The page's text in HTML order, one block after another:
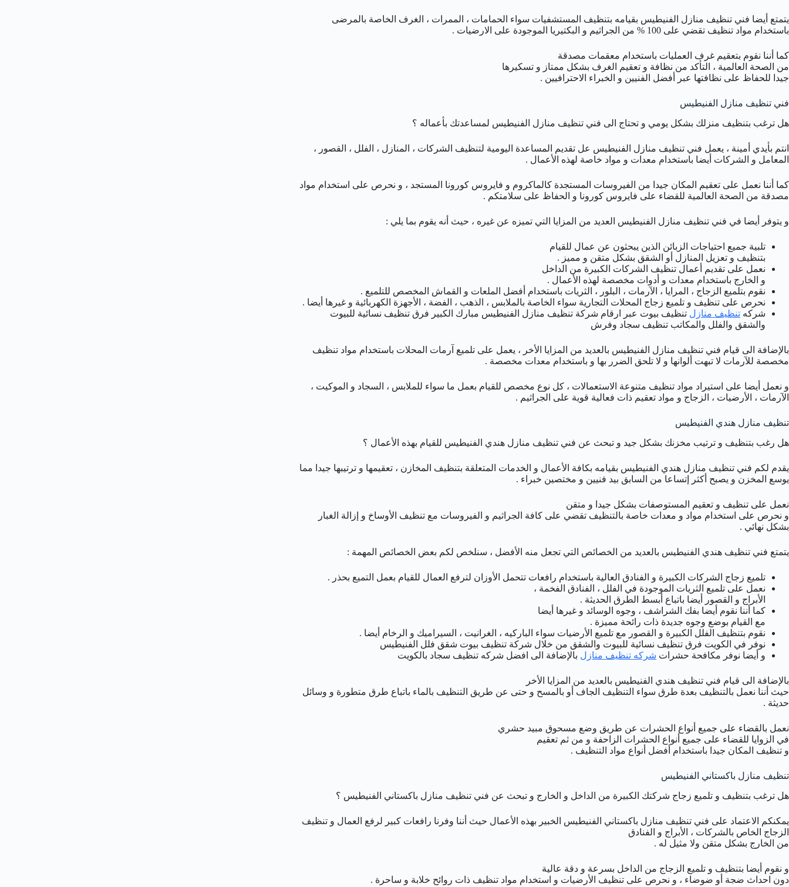
يتمتع أيضا فني تنظيف منازل الفنيطيس بقيامه بتنظيف المستشفيات سواء الحمامات ، الممرات ، الغرف الخاصة بالمرضى
باستخدام مواد تنظيف تقضي على 100 % من الجراثيم و البكتيريا الموجودة على الارضيات .
كما أننا نقوم بتعقيم غرف العمليات باستخدام معقمات مصدقة
من الصحة العالمية ، التأكد من نظافة و تعقيم الغرف بشكل ممتاز و تسكيرها
جيدا للحفاظ على نظافتها عبر أفضل الفنيين و الخبراء الاحترافيين .
فني تنظيف منازل الفنيطيس
هل ترغب بتنظيف منزلك بشكل يومي و تحتاج الى فني تنظيف منازل الفنيطيس لمساعدتك بأعماله ؟
انتم بأيدي أمينة ، يعمل فني تنظيف منازل الفنيطيس عل تقديم المساعدة اليومية لتنظيف الشركات ، المنازل ، الفلل ، القصور ،
المعامل و الشركات أيضا باستخدام معدات و مواد خاصة لهذه الأعمال .
كما أننا نعمل على تعقيم المكان جيدا من الفيروسات المستجدة كالماكروم و فايروس كورونا المستجد ، و نحرص على استخدام مواد
مصدقة من الصحة العالمية للقضاء على فايروس كورونا و الحفاظ على سلامتكم .
و يتوفر أيضا في فني تنظيف منازل الفنيطيس العديد من المزايا التي تميزه عن غيره ، حيث أنه يقوم بما يلي :
تلبية جميع احتياجات الزبائن الذين يبحثون عن عمال للقيام
بتنظيف و تعزيل المنازل أو الشقق بشكل متقن و مميز .
نعمل على تقديم أعمال تنظيف الشركات الكبيرة من الداخل
و الخارج باستخدام معدات و أدوات مخصصة لهذه الأعمال .
نقوم بتلميع الزجاج ، المرايا ، الآرمات ، البلور ، الثريات باستخدام أفضل الملعات و القماش المخصص للتلميع .
نحرص على تنظيف و تلميع زجاج المحلات التجارية سواء الخاصة بالملابس ، الذهب ، الفضة ، الأجهزة الكهربائية و غيرها أيضا .
شركه تنظيف منازل تنظيف بيوت عبر ارقام شركة تنظيف منازل الفنيطيس مبارك الكبير فرق تنظيف نسائية للبيوت
والشقق والفلل والمكاتب تنظيف سجاد وفرش
بالإضافة الى قيام فني تنظيف منازل الفنيطيس بالعديد من المزايا الأخر ، يعمل على تلميع آرمات المحلات باستخدام مواد تنظيف
مخصصة للآرمات لا تبهت ألوانها و لا تلحق الضرر بها و باستخدام معدات مخصصة .
و نعمل أيضا على استيراد مواد تنظيف متنوعة الاستعمالات ، كل نوع مخصص للقيام بعمل ما سواء للملابس ، السجاد و الموكيت ،
الآرمات ، الأرضيات ، الزجاج و مواد تعقيم ذات فعالية قوية على الجراثيم .
تنظيف منازل هندي الفنيطيس
هل رغب بتنظيف و ترتيب مخزنك بشكل جيد و تبحث عن فني تنظيف منازل هندي الفنيطيس للقيام بهذه الأعمال ؟
يقدم لكم فني تنظيف منازل هندي الفنيطيس بقيامه بكافة الأعمال و الخدمات المتعلقة بتنظيف المخازن ، تعقيمها و ترتيبها جيدا مما
يوسع المخزن و يصبح أكثر إتساعا من السابق بيد فنيين و مختصين خبراء .
نعمل على تنظيف و تعقيم المستوصفات بشكل جيدا و متقن
و نحرص على استخدام مواد و معدات خاصة بالتنظيف تقضي على كافة الجراثيم و الفيروسات مع تنظيف الأوساخ و إزالة الغبار
بشكل نهائي .
يتمتع فني تنظيف هندي الفنيطيس بالعديد من الخصائص التي تجعل منه الأفضل ، سنلخص لكم بعض الخصائص المهمة :
تلميع زجاج الشركات الكبيرة و الفنادق العالية باستخدام رافعات تتحمل الأوزان لترفع العمال للقيام بعمل التميع بحذر .
نعمل على تلميع الثريات الموجودة في الفلل ، الفنادق الفخمة ،
الأبراج و القصور أيضا باتباع أبسط الطرق الحديثة .
كما أننا نقوم أيضا بفك الشراشف ، وجوه الوسائد و غيرها أيضا
مع القيام بوضع وجوه جديدة ذات رائحة مميزة .
نقوم بتنظيف الفلل الكبيرة و القصور مع تلميع الأرضيات سواء الباركيه ، الغرانيت ، السيراميك و الرخام أيضا .
نوفر في الكويت فرق تنظيف نسائية للبيوت والشقق من خلال شركة تنظيف بيوت شقق فلل الفنيطيس
و أيضا نوفر مكافحة حشرات شركه تنظيف منازل بالإضافة الى افضل شركه تنظيف سجاد بالكويت
بالإضافة الى قيام فني تنظيف هندي الفنيطيس بالعديد من المزايا الأخر
حيث أننا نعمل بالتنظيف بعدة طرق سواء التنظيف الجاف أو بالمسح و حتى عن طريق التنظيف بالماء باتباع طرق متطورة و وسائل
حديثة .
نعمل بالقضاء على جميع أنواع الحشرات عن طريق وضع مسحوق مبيد حشري
في الزوايا للقضاء على جميع أنواع الحشرات الزاحفة و من ثم تعقيم
و تنظيف المكان جيدا باستخدام أفضل أنواع مواد التنظيف .
تنظيف منازل باكستاني الفنيطيس
هل ترغب بتنظيف و تلميع زجاج شركتك الكبيرة من الداخل و الخارج و تبحث عن فني تنظيف منازل باكستاني الفنيطيس ؟
يمكنكم الاعتماد على فني تنظيف منازل باكستاني الفنيطيس الخبير بهذه الأعمال حيث أننا وفرنا رافعات كبير لرفع العمال و تنظيف
الزجاج الخاص بالشركات ، الأبراج و الفنادق
من الخارج بشكل متقن ولا مثيل له .
و نقوم أيضا بتنظيف و تلميع الزجاج من الداخل بسرعة و دقة عالية
دون احداث ضجة أو ضوضاء ، و نحرص على تنظيف الأرضيات و استخدام مواد تنظيف ذات روائح خلابة و ساحرة .